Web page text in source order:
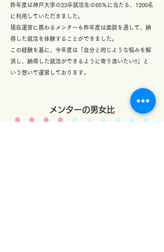
​昨年度は神戸大学の23卒就活生の65％に当たる、1200名
に利用していただきました。
現在運営に携わるメンターも昨年度は面談を通して、納
得した就活を体験することができました。
この経験を基に、今年度は「自分と同じような悩みを解
消し、納得した就活ができるように寄り添いたい!!」と
いう想いで運営しております。
メンターの男女比